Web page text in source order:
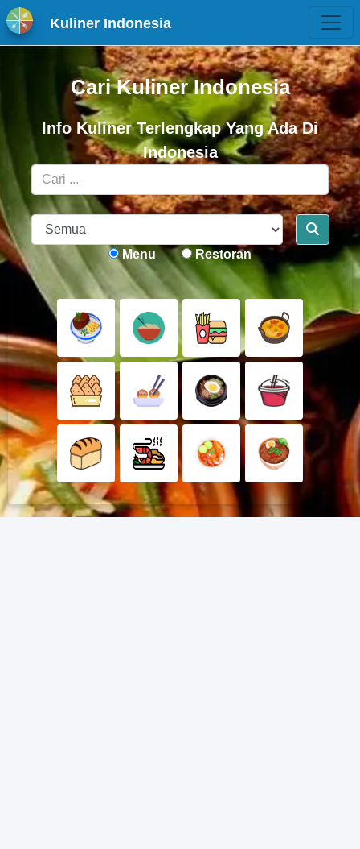
Kuliner Indonesia
Cari Kuliner Indonesia
Info Kuliner Terlengkap Yang Ada Di
Indonesia
Menu Restoran